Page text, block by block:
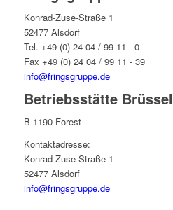
Konrad-Zuse-Straße 1
52477 Alsdorf
Tel. +49 (0) 24 04 / 99 11 - 0
Fax +49 (0) 24 04 / 99 11 - 39
info@fringsgruppe.de
Betriebsstätte Brüssel
B-1190 Forest
Kontaktadresse:
Konrad-Zuse-Straße 1
52477 Alsdorf
info@fringsgruppe.de